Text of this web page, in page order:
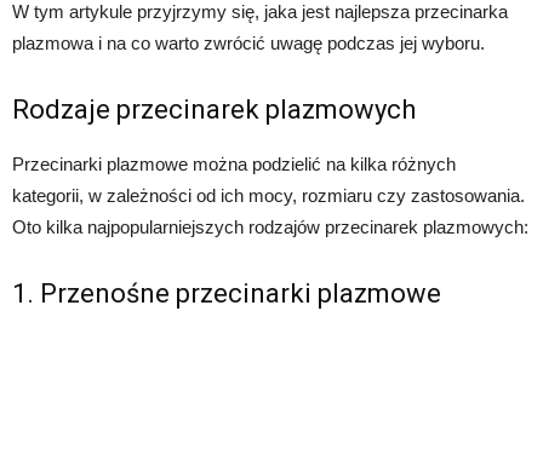
W tym artykule przyjrzymy się, jaka jest najlepsza przecinarka
plazmowa i na co warto zwrócić uwagę podczas jej wyboru.
Rodzaje przecinarek plazmowych
Przecinarki plazmowe można podzielić na kilka różnych
kategorii, w zależności od ich mocy, rozmiaru czy zastosowania.
Oto kilka najpopularniejszych rodzajów przecinarek plazmowych:
1. Przenośne przecinarki plazmowe